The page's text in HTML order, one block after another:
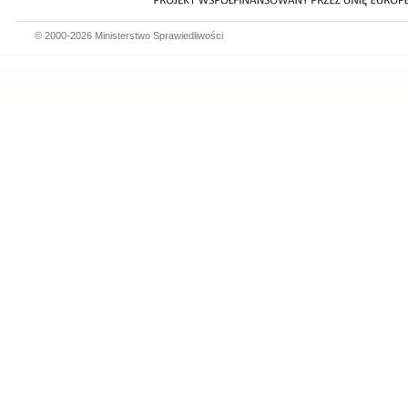
© 2000-2026 Ministerstwo Sprawiedliwości